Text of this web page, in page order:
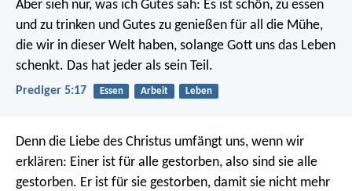
Aber sieh nur, was ich Gutes sah: Es ist schön, zu essen
und zu trinken und Gutes zu genießen für all die Mühe,
die wir in dieser Welt haben, solange Gott uns das Leben
schenkt. Das hat jeder als sein Teil.
Prediger 5:17 Essen Arbeit Leben
Denn die Liebe des Christus umfängt uns, wenn wir
erklären: Einer ist für alle gestorben, also sind sie alle
gestorben. Er ist für sie gestorben, damit sie nicht mehr